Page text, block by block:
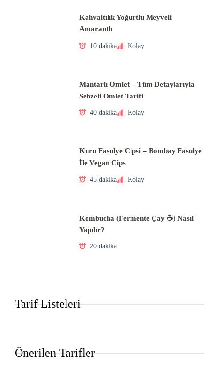
Kahvaltılık Yoğurtlu Meyveli
Amaranth
10 dakika Kolay
Mantarlı Omlet – Tüm Detaylarıyla
Sebzeli Omlet Tarifi
40 dakika Kolay
Kuru Fasulye Cipsi – Bombay Fasulye
İle Vegan Cips
45 dakika Kolay
Kombucha (Fermente Çay ☕) Nasıl
Yapılır?
20 dakika
Tarif Listeleri
Önerilen Tarifler